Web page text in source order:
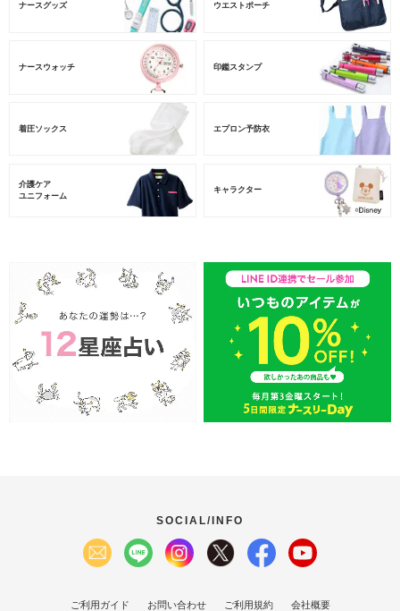
ナースグッズ ウエストポーチ
ナースウォッチ 印鑑スタンプ
着圧ソックス エプロン予防衣
介護ケア
ユニフォーム
キャラクター
SOCIAL/INFO
ご利用ガイド お問い合わせ ご利用規約 会社概要